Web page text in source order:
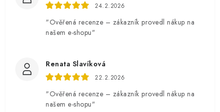
24.2.2026
"Ověřená recenze – zákazník provedl nákup na
našem e-shopu"
Renata Slavíková
22.2.2026
"Ověřená recenze – zákazník provedl nákup na
našem e-shopu"